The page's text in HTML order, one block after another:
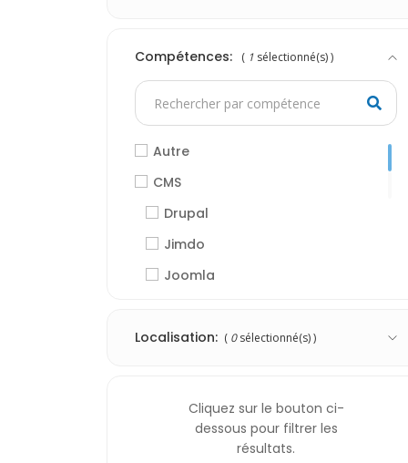
Compétences: ( 1 sélectionné(s) )
Autre
CMS
Drupal
Jimdo
Joomla
osCommerce
Shopify
Localisation: ( 0sélectionné(s) )
Cliquez sur le bouton ci-
dessous pour filtrer les
résultats.